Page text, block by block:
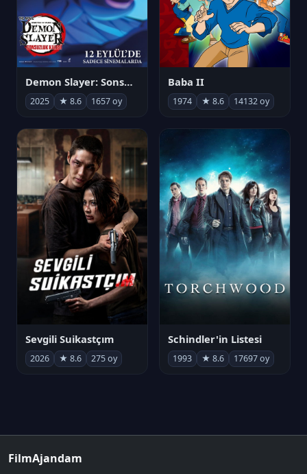
Demon Slayer: Sonsuzluk Kalesi
2025 ★ 8.6 1657 oy
Baba II
1974 ★ 8.6 14132 oy
Sevgili Suikastçım
2026 ★ 8.6 275 oy
Schindler'in Listesi
1993 ★ 8.6 17697 oy
FilmAjandam